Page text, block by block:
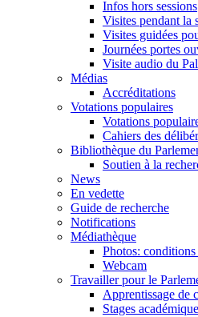
Infos hors sessions
Visites pendant la
Visites guidées
Journées portes
Visite audio du
Médias
Accréditations
Votations populaires
Votations
Cahiers des
Bibliothèque du
Soutien à la
News
En vedette
Guide de recherche
Notifications
Médiathèque
Photos:
Webcam
Travailler pour le
Apprentissage de
Stages